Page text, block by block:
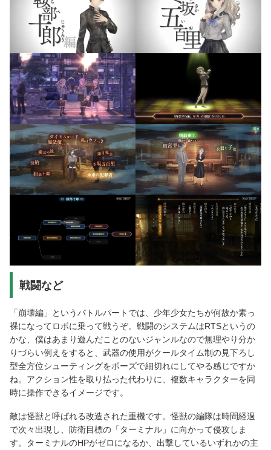
戦闘など
「崩壊編」というバトルパートでは、少年少女たちが何故か素っ
裸になってロボに乗って戦うぞ。戦闘のシステムはRTSというの
かな、僕はあまり遊んだことのないジャンルなので無理やり分か
りづらい例えをすると、武器の使用がクールタイム制の見下ろし
型全方位シューティングをポーズで細切れにしてやる感じですか
ね。アクション性を取り払った代わりに、複数キャラクターを同
時に操作できるイメージです。
敵は怪獣と呼ばれる改造された重機です。怪獣の編隊は時間経過
で次々出現し、防衛目標の「ターミナル」に向かって侵攻しま
す。ターミナルのHPがゼロになるか、出撃しているいずれかの主